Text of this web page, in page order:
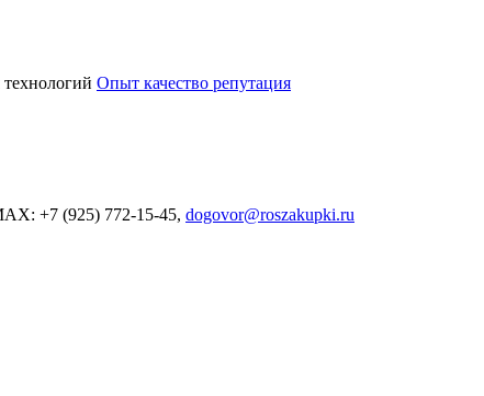
Опыт качество репутация
+7 (925) 772-15-45, dogovor@roszakupki.ru